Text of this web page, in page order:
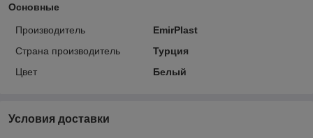
Основные
Производитель
EmirPlast
Страна производитель
Турция
Цвет
Белый
Условия доставки